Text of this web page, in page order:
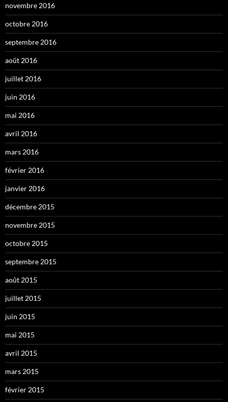
novembre 2016
octobre 2016
septembre 2016
août 2016
juillet 2016
juin 2016
mai 2016
avril 2016
mars 2016
février 2016
janvier 2016
décembre 2015
novembre 2015
octobre 2015
septembre 2015
août 2015
juillet 2015
juin 2015
mai 2015
avril 2015
mars 2015
février 2015